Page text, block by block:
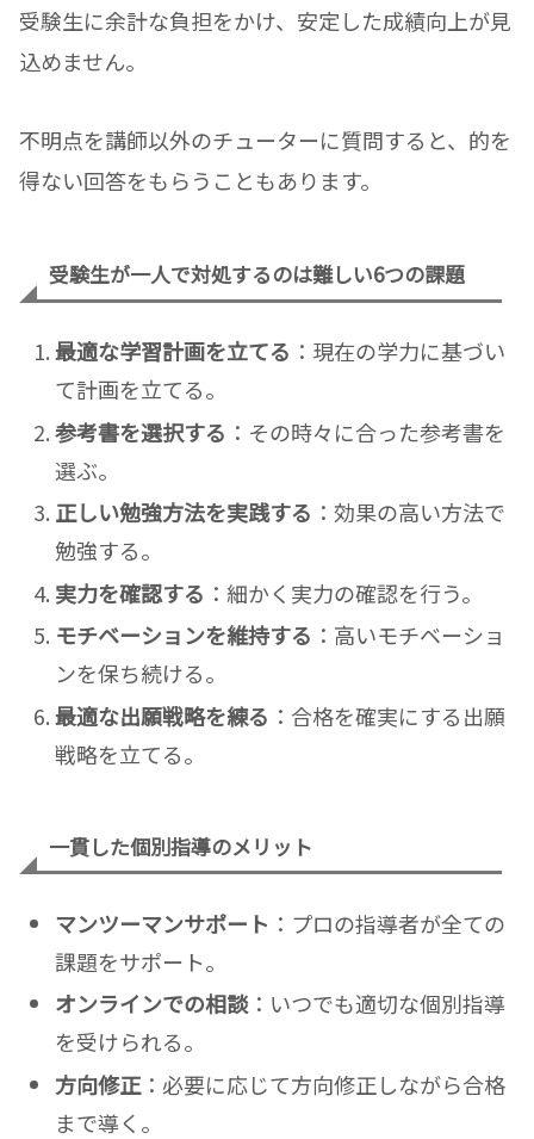
受験生に余計な負担をかけ、安定した成績向上が見
込めません。
不明点を講師以外のチューターに質問すると、的を
得ない回答をもらうこともあります。
受験生が一人で対処するのは難しい6つの課題
最適な学習計画を立てる ：現在の学力に基づい
て計画を立てる。
参考書を選択する ：その時々に合った参考書を
選ぶ。
正しい勉強方法を実践する ：効果の高い方法で
勉強する。
実力を確認する ：細かく実力の確認を行う。
モチベーションを維持する ：高いモチベーショ
ンを保ち続ける。
最適な出願戦略を練る ：合格を確実にする出願
戦略を立てる。
一貫した個別指導のメリット
マンツーマンサポート ：プロの指導者が全ての
課題をサポート。
オンラインでの相談：いつでも適切な個別指導
を受けられる。
方向修正：必要に応じて方向修正しながら合格
まで導く。